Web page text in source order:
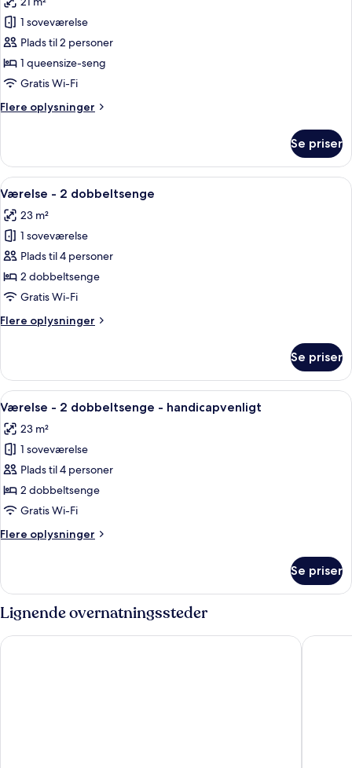
billeder
af
Værelse
-
1
seng
1 soveværelse
Plads til 2 personer
1 queensize-seng
Gratis Wi-Fi
Flere oplysninger
Flere
-
queensize-
Se priser
Indlæs
alle
billeder
af
Værelse
-
2
To senge med mønstret sengetøj,
6
Værelse - 2 dobbeltsenge
23 m²
1 soveværelse
Plads til 4 personer
2 dobbeltsenge
Gratis Wi-Fi
Flere oplysninger
Flere
-
dobbeltsenge
Se priser
Indlæs
alle
billeder
af
Værelse
-
2
-
Et hotelværelse med to senge, en
6
Værelse - 2 dobbeltsenge - handicapvenligt
23 m²
1 soveværelse
Plads til 4 personer
2 dobbeltsenge
Gratis Wi-Fi
Flere oplysninger
Flere
-
2
dobbeltsenge
handicapvenligt
Se priser
Lignende overnatningssteder
Cielo House Inn Hotel